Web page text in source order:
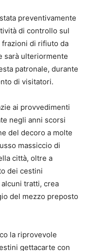
preventivamente
di controllo sul
di rifiuto da
sarà ulteriormente
patronale, durante
di visitatori.
ai provvedimenti
negli anni scorsi
del decoro a molte
massiccio di
città, oltre a
dei cestini
tratti, crea
del mezzo preposto
la riprovevole
gettacarte con